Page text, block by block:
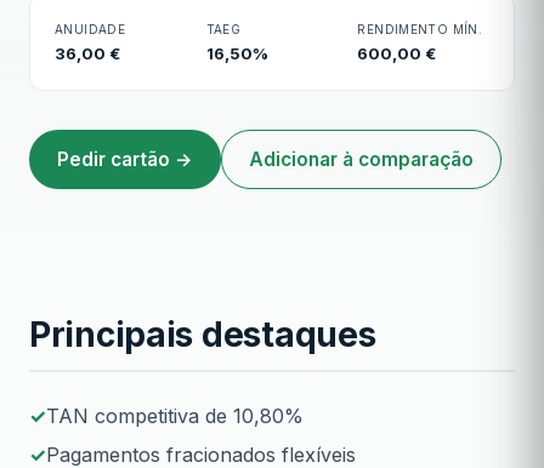
ANUIDADE
36,00 €
TAEG
16,50%
RENDIMENTO MÍN.
600,00 €
Pedir cartão → Adicionar à comparação
Principais destaques
TAN competitiva de 10,80%
Pagamentos fracionados flexíveis